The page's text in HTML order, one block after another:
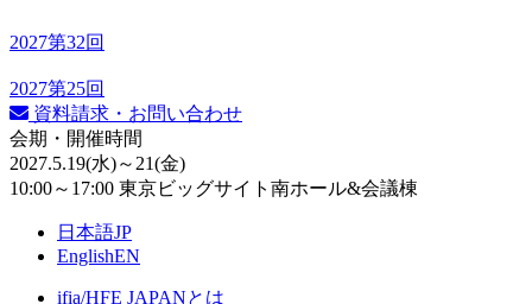
2027第32回
2027第25回
資料請求・お問い合わせ
会期・開催時間
2027.5.19(水)～21(金)
10:00～17:00 東京ビッグサイト南ホール&会議棟
日本語JP
EnglishEN
ifia/HFE JAPANとは